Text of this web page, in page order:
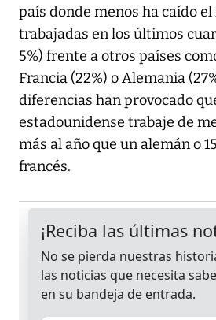
país donde menos ha caído
trabajadas en los últimos
5%) frente a otros países
Francia (22%) o Alemania
diferencias han provocado
estadounidense trabaje de
más al año que un alemán o
francés.